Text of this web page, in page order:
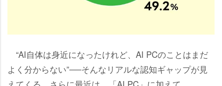
“AI自体は身近になったけれど、AI PCのことはまだ
よく分からない”──そんなリアルな認知ギャップが見